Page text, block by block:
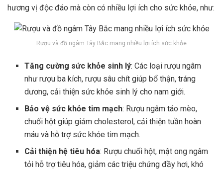
hương vị độc đáo mà còn có nhiều lợi ích cho sức khỏe, như:
Rượu và đồ ngâm Tây Bắc mang nhiều lợi ích sức khỏe
Tăng cường sức khỏe sinh lý: Các loại rượu ngâm
như rượu ba kích, rượu sâu chít giúp bổ thận, tráng
dương, cải thiện sức khỏe sinh lý cho nam giới.
Bảo vệ sức khỏe tim mạch: Rượu ngâm táo mèo,
chuối hột giúp giảm cholesterol, cải thiện tuần hoàn
máu và hỗ trợ sức khỏe tim mạch.
Cải thiện hệ tiêu hóa: Rượu chuối hột, mật ong ngâm
tỏi hỗ trợ tiêu hóa, giảm các triệu chứng đầy hơi, khó